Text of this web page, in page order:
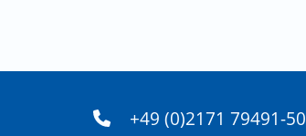
+49 (0)2171 79491-50